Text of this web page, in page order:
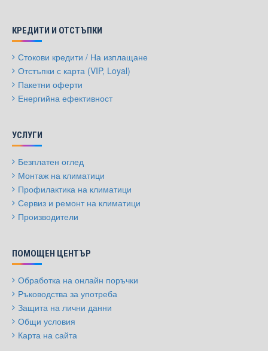
КРЕДИТИ И ОТСТЪПКИ
Стокови кредити / На изплащане
Отстъпки с карта (VIP, Loyal)
Пакетни оферти
Енергийна ефективност
УСЛУГИ
Безплатен оглед
Монтаж на климатици
Профилактика на климатици
Сервиз и ремонт на климатици
Производители
ПОМОЩЕН ЦЕНТЪР
Обработка на онлайн поръчки
Ръководства за употреба
Защита на лични данни
Общи условия
Карта на сайта